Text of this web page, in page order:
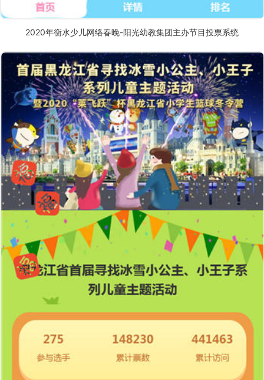
2020年衡水少儿网络春晚-阳光幼教集团主办节目投票系统